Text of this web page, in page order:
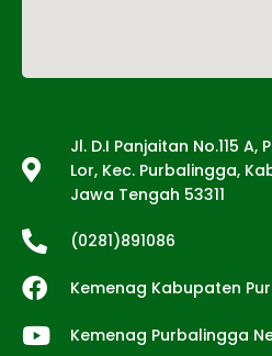
Jl. D.I Panjaitan No.115
Lor, Kec. Purbalingga,
Jawa Tengah 53311
(0281)891086
Kemenag Kabupaten
Kemenag Purbalingga